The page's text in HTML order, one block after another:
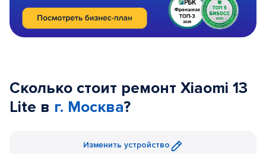
Сколько стоит ремонт Xiaomi 13
Lite в г. Москва?
Изменить устройство